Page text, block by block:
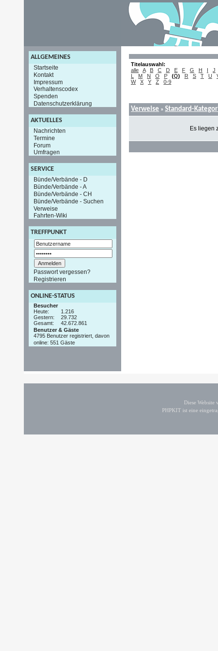
ALLGEMEINES
Startseite
Kontakt
Impressum
Verhaltenscodex
Spenden
Datenschutzerklärung
AKTUELLES
Nachrichten
Termine
Forum
Umfragen
SERVICE
Bünde/Verbände - D
Bünde/Verbände - A
Bünde/Verbände - CH
Bünde/Verbände - Suchen
Verweise
Fahrten-Wiki
TREFFPUNKT
Passwort vergessen?
Registrieren
ONLINE-STATUS
Besucher
Heute:
1.216
Gestern:
29.732
Gesamt:
42.672.861
Benutzer & Gäste
4795 Benutzer registriert, davon
online: 551 Gäste
Titelauswahl:
alle
A B C D E F G H I
J
L
M N O P (Q) R S T U
W
X Y Z 0-9
Verweise » Standard-
Es liegen
Diese
PHPKIT ist eine